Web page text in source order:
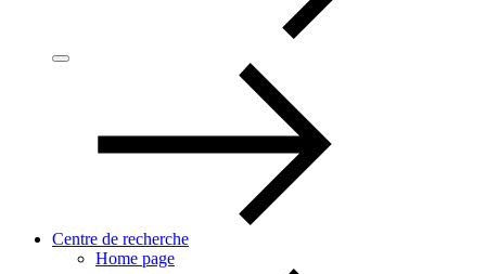
Centre de recherche
Home page